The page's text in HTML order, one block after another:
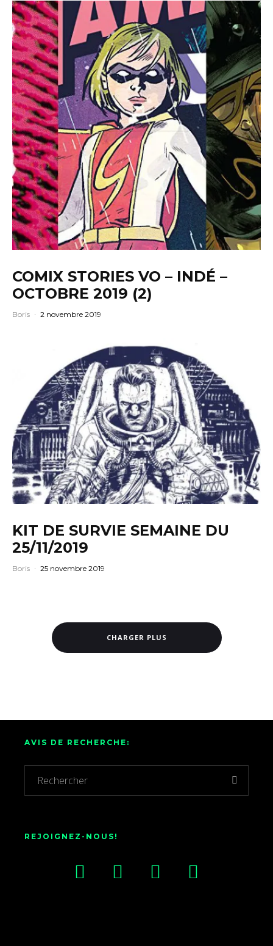
COMIX STORIES VO – INDÉ –
OCTOBRE 2019 (2)
Boris · 2 novembre 2019
KIT DE SURVIE SEMAINE DU
25/11/2019
Boris · 25 novembre 2019
CHARGER PLUS
AVIS DE RECHERCHE:
REJOIGNEZ-NOUS!